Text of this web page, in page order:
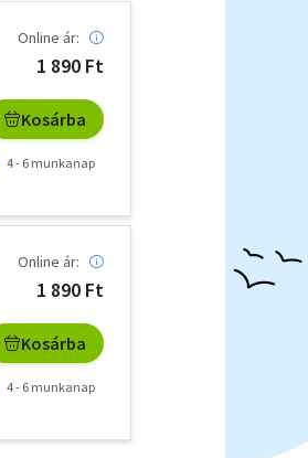
Online ár:
1 890 Ft
Kosárba
4 - 6 munkanap
Online ár:
1 890 Ft
Kosárba
4 - 6 munkanap